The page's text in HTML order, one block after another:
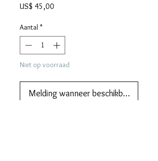
US$ 45,00
Aantal *
Niet op voorraad
Melding wanneer beschikbaar